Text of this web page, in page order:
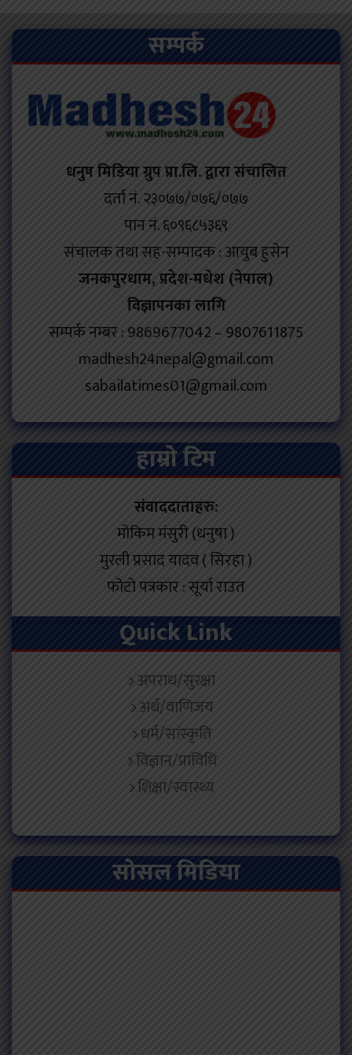
सम्पर्क
धनुष मिडिया ग्रुप प्रा.लि. द्वारा संचालित
दर्ता नं. २३०७७/०७६/०७७
पान नं. ६०९६८५३६९
संचालक तथा सह-सम्पादक : आयुब हुसेन
जनकपुरधाम, प्रदेश-मधेश (नेपाल)
विज्ञापनका लागि
सम्पर्क नम्बर : 9869677042 – 9807611875
madhesh24nepal@gmail.com
sabailatimes01@gmail.com
हाम्रो टिम
संवाददाताहरु:
मोकिम मंसुरी (धनुषा )
मुरली प्रसाद यादव ( सिरहा )
फोटो पत्रकार : सूर्या राउत
Quick Link
अपराध/सुरक्षा
अर्थ/वाणिजय
धर्म/सांस्कृति
विज्ञान/प्राविधि
शिक्षा/स्वास्थ्य
सोसल मिडिया